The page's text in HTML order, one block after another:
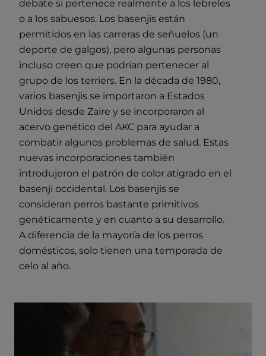
debate si pertenece realmente a los lebreles
o a los sabuesos. Los basenjis están
permitidos en las carreras de señuelos (un
deporte de galgos), pero algunas personas
incluso creen que podrían pertenecer al
grupo de los terriers. En la década de 1980,
varios basenjis se importaron a Estados
Unidos desde Zaire y se incorporaron al
acervo genético del AKC para ayudar a
combatir algunos problemas de salud. Estas
nuevas incorporaciones también
introdujeron el patrón de color atigrado en el
basenji occidental. Los basenjis se
consideran perros bastante primitivos
genéticamente y en cuanto a su desarrollo.
A diferencia de la mayoría de los perros
domésticos, solo tienen una temporada de
celo al año.